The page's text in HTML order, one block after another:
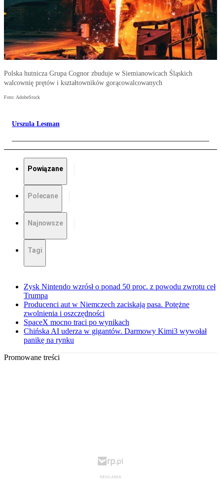
Polska hutnicza Grupa Cognor zbuduje w Siemianowicach Śląskich
walcownię prętów i kształtowników gorącowalcowanych
Foto: AdobeStock
Urszula Lesman
Powiązane
Polecane
Najnowsze
Tagi
Zysk Nintendo wzrósł o ponad 50 proc. z powodu zwrotu ceł
Trumpa
Producenci aut w Niemczech zaciskają pasa. Potężne
zwolnienia i oszczędności
SpaceX mocno traci po wynikach
Chińska AI uderza w gigantów. Darmowy Kimi3 wywołał
panikę na rynku
Promowane treści